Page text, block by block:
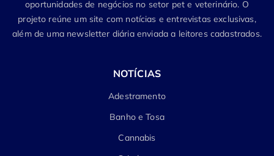
oportunidades de negócios no setor pet e veterinário. O
projeto reúne um site com notícias e entrevistas exclusivas,
além de uma newsletter diária enviada a leitores cadastrados.
NOTÍCIAS
Adestramento
Banho e Tosa
Cannabis